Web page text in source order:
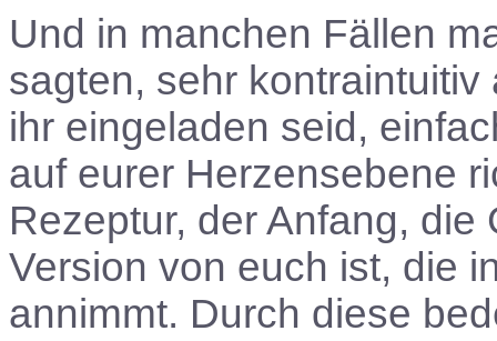
Und in manchen Fällen
sagten, sehr
ihr eingeladen seid,
auf eurer Herzensebene
Rezeptur, der Anfang,
Version von euch ist, die
annimmt. Durch diese